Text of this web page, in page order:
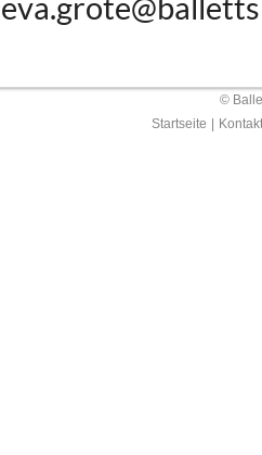
©
Startseite
Kontakt